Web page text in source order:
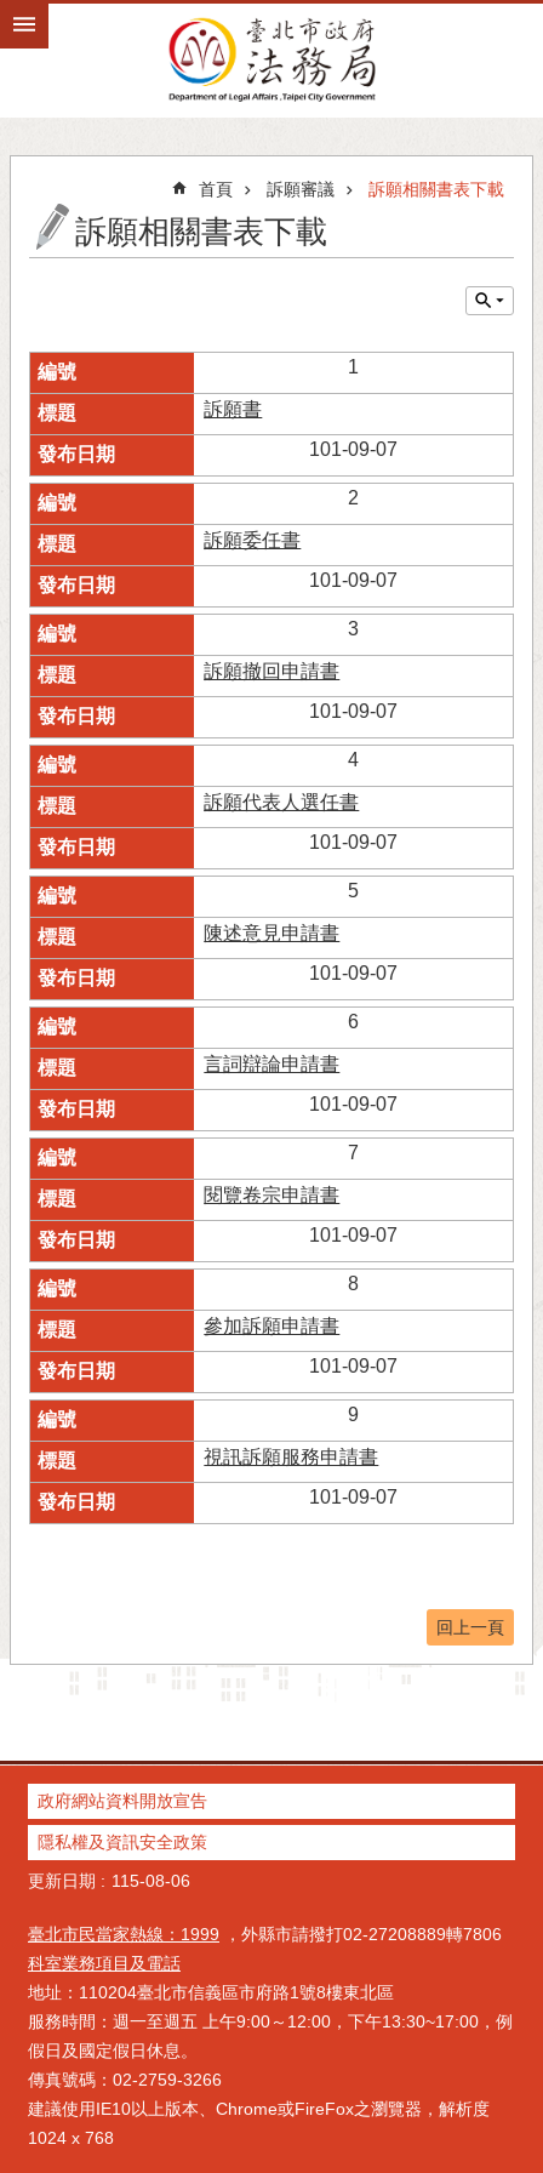
跳到主要內容區塊
首頁 訴願審議 訴願相關書表下載
訴願相關書表下載
1
訴願書
101-09-07
2
訴願委任書
101-09-07
3
訴願撤回申請書
101-09-07
4
訴願代表人選任書
101-09-07
5
陳述意見申請書
101-09-07
6
言詞辯論申請書
101-09-07
7
閱覽卷宗申請書
101-09-07
8
參加訴願申請書
101-09-07
9
視訊訴願服務申請書
101-09-07
回上一頁
政府網站資料開放宣告
隱私權及資訊安全政策
更新日期
115-08-06
臺北市民當家熱線：1999 ，外縣市請撥打02-27208889轉7806
科室業務項目及電話
地址：110204臺北市信義區市府路1號8樓東北區
服務時間：週一至週五 上午9:00～12:00，下午13:30~17:00，例
假日及國定假日休息。
傳真號碼：02-2759-3266
建議使用IE10以上版本、Chrome或FireFox之瀏覽器，解析度
1024 x 768